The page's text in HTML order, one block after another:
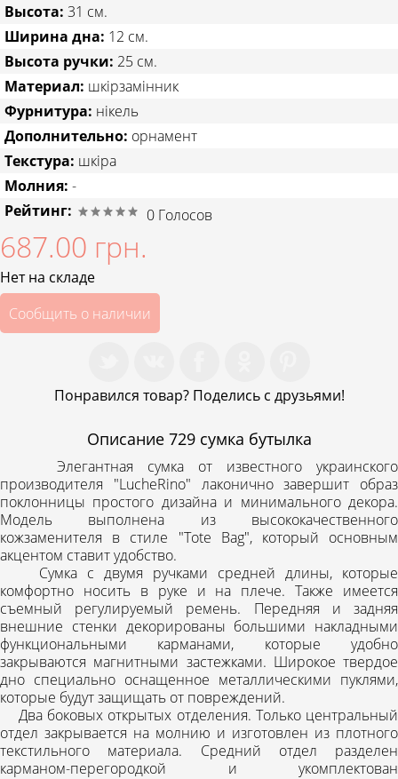
Высота: 31 см.
Ширина дна: 12 см.
Высота ручки: 25 см.
Материал: шкірзамінник
Фурнитура: нікель
Дополнительно: орнамент
Текстура: шкіра
Молния: -
Рейтинг:
0 Голосов
687.00 грн.
Нет на складе
Сообщить о наличии
Понравился товар? Поделись с друзьями!
Описание 729 сумка бутылка
Элегантная сумка от известного украинского
производителя "LucheRino" лаконично завершит образ
поклонницы простого дизайна и минимального декора.
Модель выполнена из высококачественного
кожзаменителя в стиле "Tote Bag", который основным
акцентом ставит удобство.
Сумка с двумя ручками средней длины, которые
комфортно носить в руке и на плече. Также имеется
съемный регулируемый ремень. Передняя и задняя
внешние стенки декорированы большими накладными
функциональными карманами, которые удобно
закрываются магнитными застежками. Широкое твердое
дно специально оснащенное металлическими пуклями,
которые будут защищать от повреждений.
Два боковых открытых отделения. Только центральный
отдел закрывается на молнию и изготовлен из плотного
текстильного материала. Средний отдел разделен
карманом-перегородкой и укомплектован